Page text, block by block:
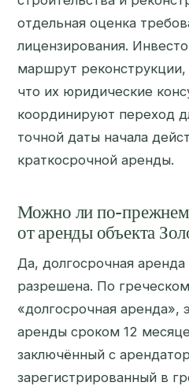
отдельная оценка
лицензирования.
маршрут реконструкции,
что их юридические
координируют переход
точной даты начала
краткосрочной аренды.
Можно ли по-
от аренды объекта
Да, долгосрочная
разрешена. По
«долгосрочная аренда»,
аренды сроком 12
заключённый с
зарегистрированный в